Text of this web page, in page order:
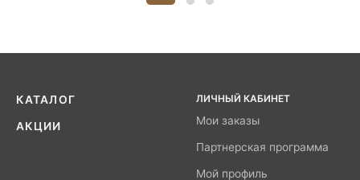
КАТАЛОГ
АКЦИИ
ЛИЧНЫЙ КАБИНЕТ
Мои заказы
Партнерская программа
Мой профиль